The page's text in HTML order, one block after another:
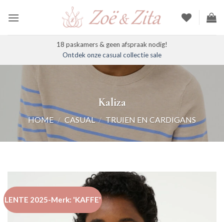
naar
18 paskamers & geen afspraak nodig!
Ontdek onze casual collectie sale
Kaliza
HOME / CASUAL / TRUIEN EN CARDIGANS
LENTE 2025-Merk: 'KAFFE'